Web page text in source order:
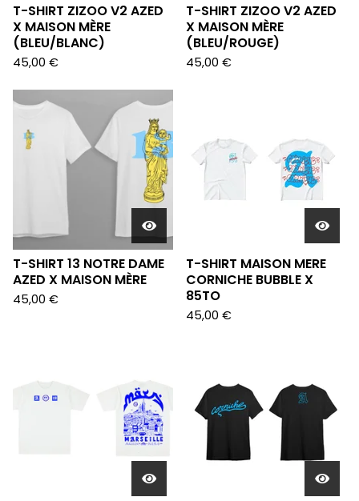
T-SHIRT ZIZOO V2 AZED
X MAISON MÈRE
(BLEU/BLANC)
45,00 €
T-SHIRT ZIZOO V2 AZED
X MAISON MÈRE
(BLEU/ROUGE)
45,00 €
T-SHIRT 13 NOTRE DAME
AZED X MAISON MÈRE
45,00 €
T-SHIRT MAISON MERE
CORNICHE BUBBLE X
85TO
45,00 €